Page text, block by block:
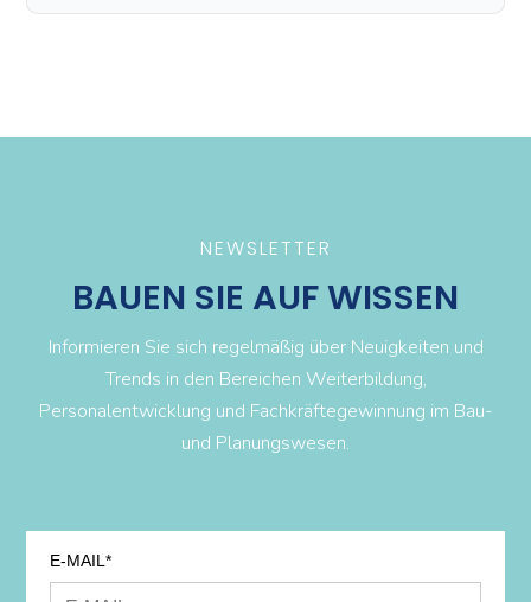
NEWSLETTER
BAUEN SIE AUF WISSEN
Informieren Sie sich regelmäßig über Neuigkeiten und
Trends in den Bereichen Weiterbildung,
Personalentwicklung und Fachkräftegewinnung im Bau-
und Planungswesen.
E-MAIL*